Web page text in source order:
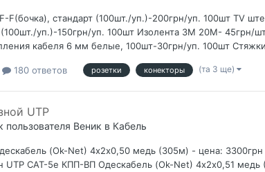
F(бочка), стандарт (100шт./уп.)-200грн/уп. 100шт TV
уп.)-150грн/уп. 100шт Изолента 3М 20М- 45грн/
кабеля 6 мм белые, 100шт-30грн/уп. 100шт
180 ответов розетки конекторы (та 3 ще)
UTP
пользователя Веник в Кабель
(Ok-Net) 4х2х0,50 медь (305м) - цена:
UTP CAT-5е КПП-ВП Одескабель (Ok-Net) 4х2х0,51